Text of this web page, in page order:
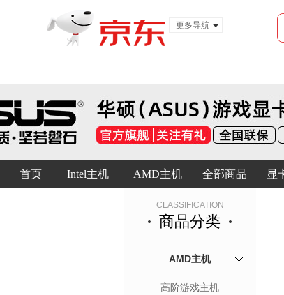
更多导航
Intel主机 显
全部商品
首页 AMD主机
CLASSIFICATION
商品分类
AMD主机
高阶游戏主机